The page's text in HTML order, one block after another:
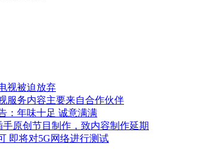
视被迫放弃
服务内容主要来自合作伙伴
：年味十足 诚意满满
原创节目制作，致内容制作延期
即将对5G网络进行测试